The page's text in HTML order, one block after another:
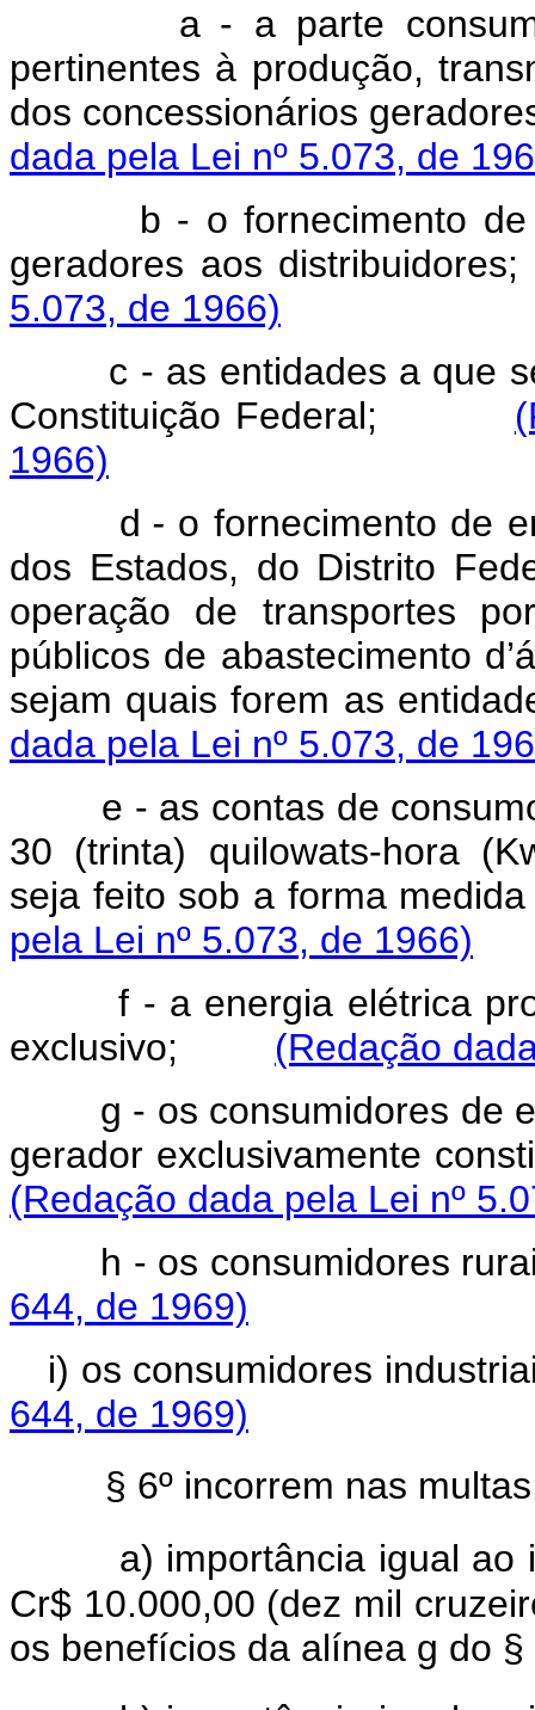
a - a parte
pertinentes à produção,
dos concessionários
dada pela Lei nº 5.073, de
b - o fornecimento
geradores aos
5.073, de 1966)
c - as entidades a que
Constituição Federal;
1966)
d - o fornecimento de
dos Estados, do Distrito
operação de transportes
públicos de abastecimento
sejam quais forem as
dada pela Lei nº 5.073, de
e - as contas de
30 (trinta) quilowats-hora
seja feito sob a forma
pela Lei nº 5.073, de 1966)
f - a energia elétrica
exclusivo; (Redação
g - os consumidores de
gerador exclusivamente
(Redação dada pela Lei nº
h - os
644, de 1969)
i) os consumidores
644, de 1969)
§ 6º incorrem nas
a) importância igual ao
Cr$ 10.000,00 (dez mil
os benefícios da alínea g do §